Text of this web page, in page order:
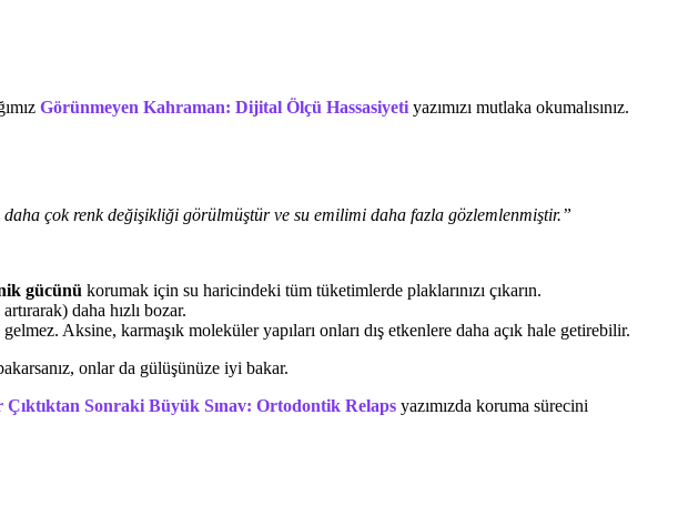
Görünmeyen Kahraman: Dijital Ölçü Hassasiyeti yazımızı mutlaka okumalısınız.
çok renk değişikliği görülmüştür ve su emilimi daha fazla gözlemlenmiştir.”
gücünü korumak için su haricindeki tüm tüketimlerde plaklarınızı çıkarın.
daha hızlı bozar.
Aksine, karmaşık moleküler yapıları onları dış etkenlere daha açık hale getirebilir.
onlar da gülüşünüze iyi bakar.
Çıktıktan Sonraki Büyük Sınav: Ortodontik Relaps yazımızda koruma sürecini